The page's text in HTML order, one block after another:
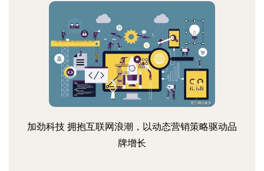
加劲科技 拥抱互联网浪潮，以动态营销策略驱动品
牌增长